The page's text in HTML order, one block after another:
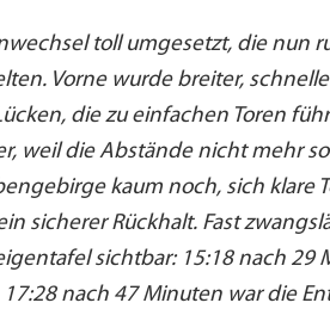
toll umgesetzt, die nun
Vorne wurde breiter,
die zu einfachen Toren
weil die Abstände nicht mehr
kaum noch, sich klare
sicherer Rückhalt. Fast
sichtbar: 15:18 nach 29
nach 47 Minuten war die